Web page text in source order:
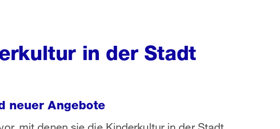
in der Stadt
neuer Angebote